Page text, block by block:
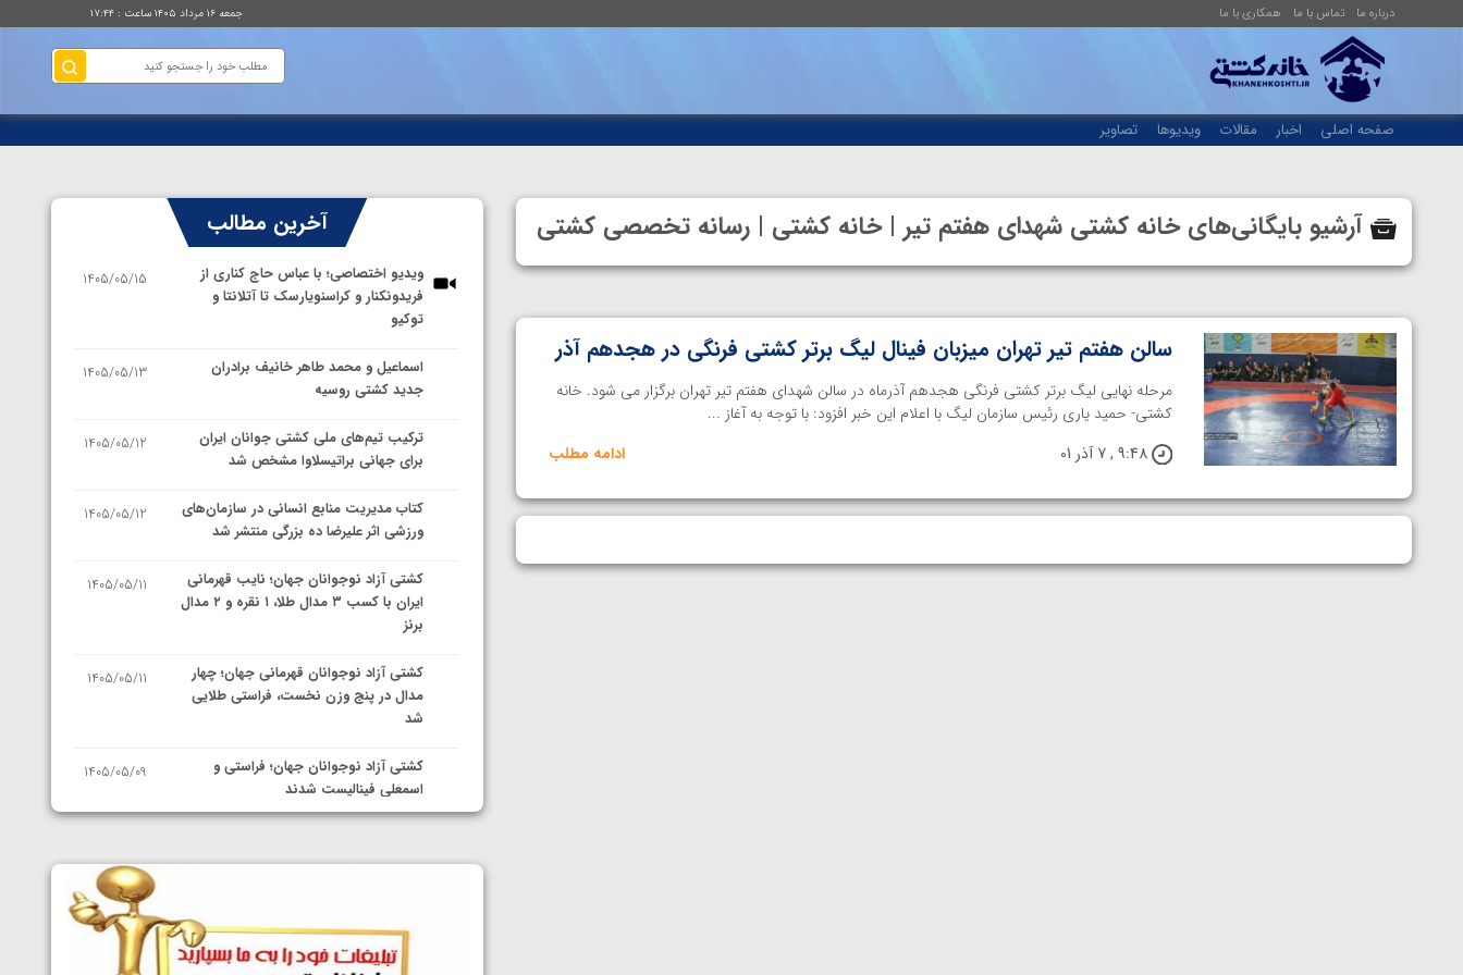
درباره ما تماس با ما همکاری با ما جمعه ۱۶ مرداد ۱۴۰۵ ساعت : ۱۷:۴۴
صفحه اصلی اخبار مقالات ویدیوها تصاویر
آرشیو بایگانی‌های خانه کشتی شهدای هفتم تیر | خانه کشتی | رسانه تخصصی کشتی
سالن هفتم تیر تهران میزبان فینال لیگ برتر کشتی فرنگی در هجدهم آذر
مرحله نهایی لیگ برتر کشتی فرنگی هجدهم آذرماه در سالن شهدای هفتم تیر تهران برگزار می شود. خانه
کشتی- حمید یاری رئیس سازمان لیگ با اعلام این خبر افزود: با توجه به آغاز ...
9:48 , 7 آذر 01
ادامه مطلب
آخرین مطالب
ویدیو اختصاصی؛ با عباس حاج کناری از
فریدونکنار و کراسنویارسک تا آتلانتا و
توکیو
1405/05/15
اسماعیل و محمد طاهر خانیف برادران
جدید کشتی روسیه
1405/05/13
ترکیب تیم‌های ملی کشتی جوانان ایران
برای جهانی براتیسلاوا مشخص شد
1405/05/12
کتاب مدیریت منابع انسانی در سازمان‌های
ورزشی اثر علیرضا ده بزرگی منتشر شد
1405/05/12
کشتی آزاد نوجوانان جهان؛ نایب قهرمانی
ایران با کسب ۳ مدال طلا، ۱ نقره و ۲ مدال
برنز
1405/05/11
کشتی آزاد نوجوانان قهرمانی جهان؛ چهار
مدال در پنج وزن نخست، فراستی طلایی
شد
1405/05/11
کشتی آزاد نوجوانان جهان؛ فراستی و
اسمعلی فینالیست شدند
1405/05/09
نمایندگان ایران مشخص شدند
سوم برای ایران
1405/05/07